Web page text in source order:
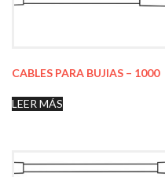
CABLES PARA BUJIAS – 1000
LEER MÁS